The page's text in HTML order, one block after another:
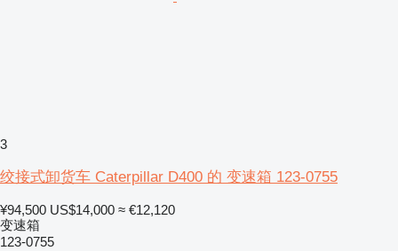
3
绞接式卸货车 Caterpillar D400 的 变速箱 123-0755
¥94,500 US$14,000 ≈ €12,120
变速箱
123-0755